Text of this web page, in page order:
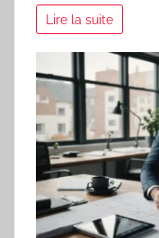
Lire la suite